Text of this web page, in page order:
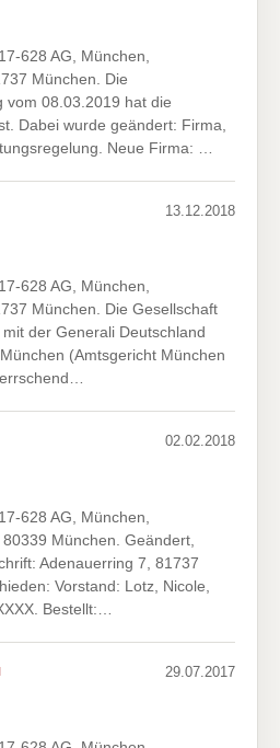
628 AG, München,
München. Die
vom 08.03.2019 hat die
Dabei wurde geändert: Firma,
Neue Firma: …
13.12.2018
628 AG, München,
München. Die Gesellschaft
der Generali Deutschland
(Amtsgericht München
02.02.2018
628 AG, München,
München. Geändert,
Adenauerring 7, 81737
Vorstand: Lotz, Nicole,
Bestellt:…
29.07.2017